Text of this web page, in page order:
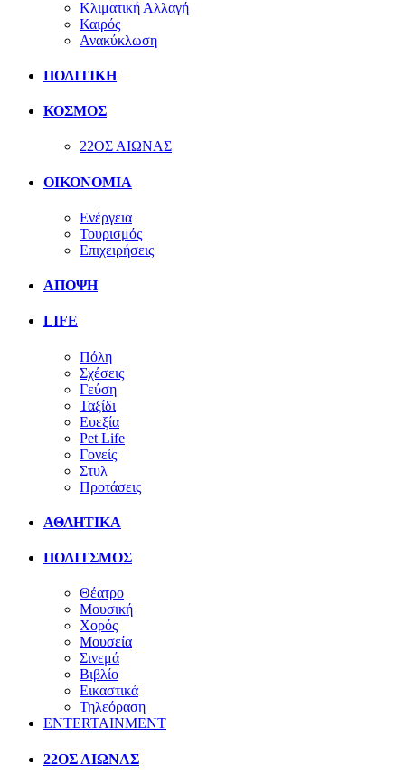
Κλιματική Αλλαγή
Καιρός
Ανακύκλωση
ΠΟΛΙΤΙΚΗ
ΚΟΣΜΟΣ
22ΟΣ ΑΙΩΝΑΣ
ΟΙΚΟΝΟΜΙΑ
Ενέργεια
Τουρισμός
Επιχειρήσεις
ΑΠΟΨΗ
LIFE
Πόλη
Σχέσεις
Γεύση
Ταξίδι
Ευεξία
Pet Life
Γονείς
Στυλ
Προτάσεις
ΑΘΛΗΤΙΚΑ
ΠΟΛΙΤΣΜΟΣ
Θέατρο
Μουσική
Χορός
Μουσεία
Σινεμά
Βιβλίο
Εικαστικά
Τηλεόραση
ENTERTAINMENT
22ΟΣ ΑΙΩΝΑΣ